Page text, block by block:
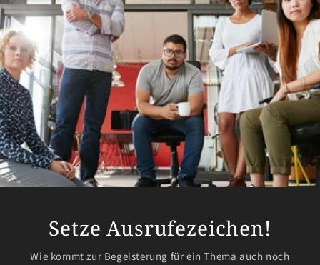
Setze Ausrufezeichen!
Wie kommt zur Begeisterung für ein Thema auch noch